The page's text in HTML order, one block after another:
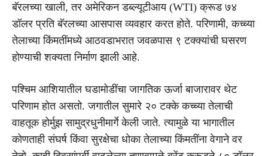
बॅरलच्या खाली, तर अमेरिकन डब्ल्यूटीआय (WTI) क्रूड ७४
डॉलर प्रति बॅरलच्या आसपास व्यवहार करत होते. परिणामी, कच्च्या
तेलाच्या किंमतींमध्ये आठवडाभरात जवळपास ९ टक्क्यांची घसरण
होण्याची शक्यता निर्माण झाली आहे.
पश्चिम आशियातील घडामोडींचा जागतिक ऊर्जा बाजारावर थेट
परिणाम होत असतो. जगातील सुमारे २० टक्के कच्च्या तेलाची
वाहतूक होर्मुझ सामुद्रधुनीमार्गे केली जाते. त्यामुळे या भागातील
कोणताही संघर्ष किंवा सुरक्षेचा धोका तेलाच्या किंमतींना वेगाने वर